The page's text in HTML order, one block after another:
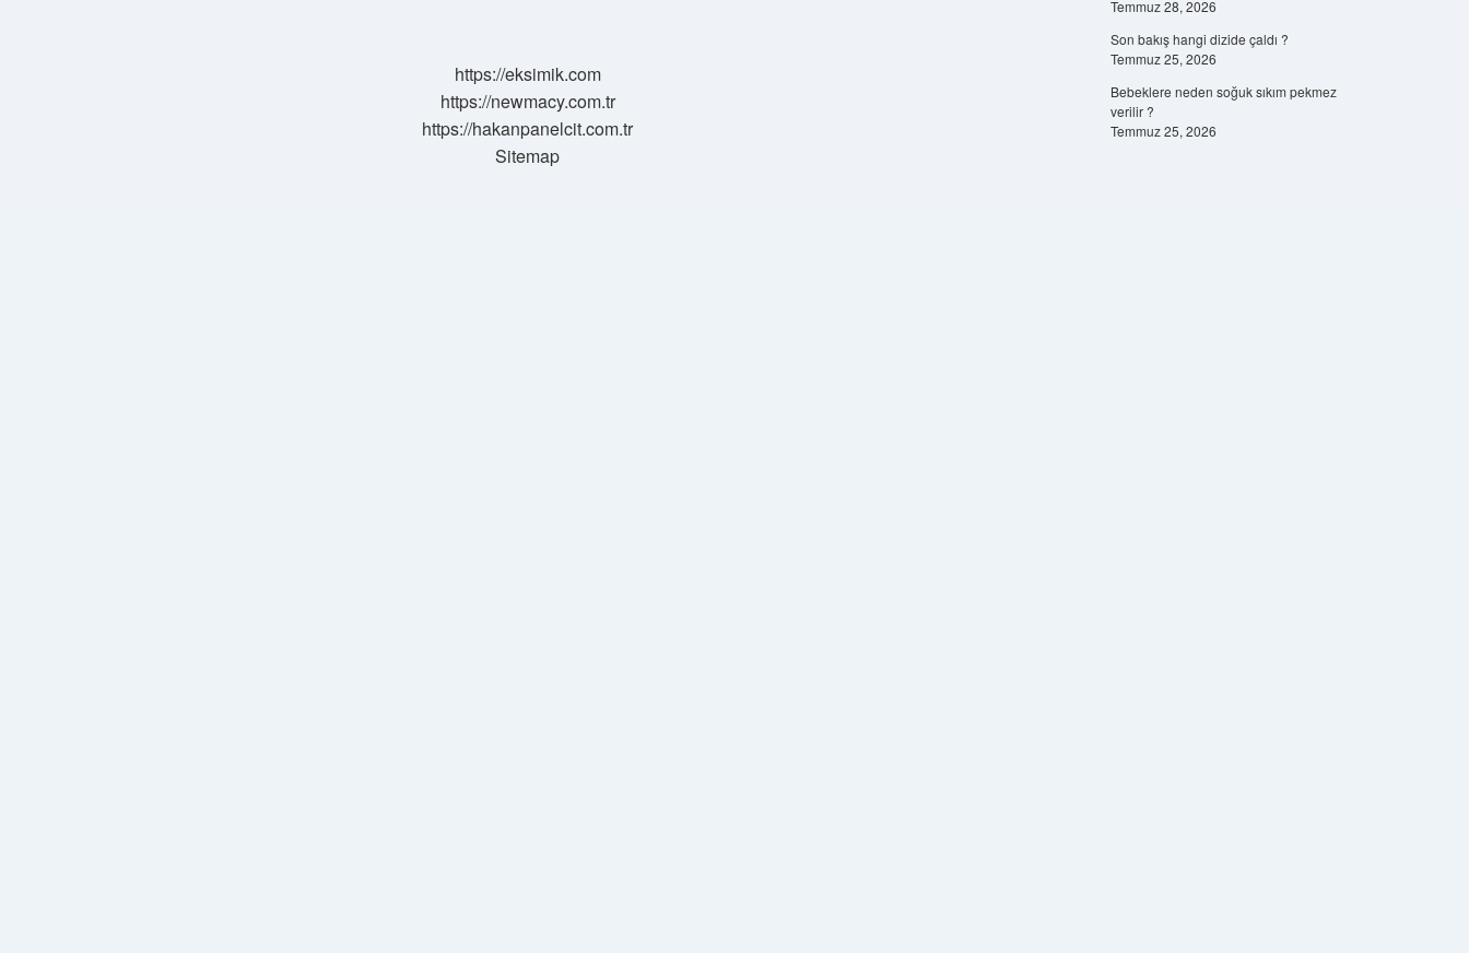
https://eksimik.com
https://newmacy.com.tr
https://hakanpanelcit.com.tr
Sitemap
Temmuz 28, 2026
Son bakış hangi dizide çaldı ?
Temmuz 25, 2026
Bebeklere neden soğuk sıkım pekmez
verilir ?
Temmuz 25, 2026